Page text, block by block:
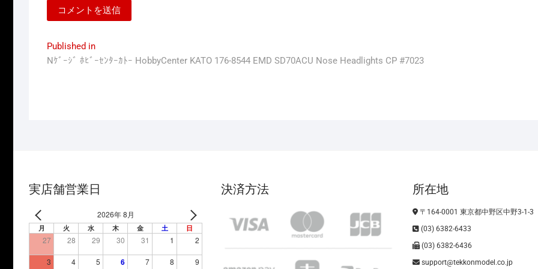
投
稿
ョ
Published in
Nｹﾞｰｼﾞ ﾎﾋﾞｰｾﾝﾀｰｶﾄｰ HobbyCenter KATO 176-8544 EMD SD70ACU Nose Headlights CP #7023
実店舗営業日
2026年 8月
月 火 水 木 金 土 日
27 28 29 30 31 1 2
3 4 5 6 7 8 9
決済方法 所在地
〒164-0001 東京都中野区中野3-1-3
(03) 6382-6433
(03) 6382-6436
support@tekkonmodel.co.jp